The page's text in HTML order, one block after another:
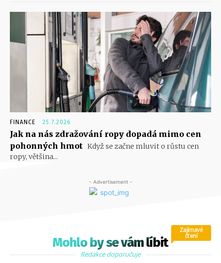
FINANCE 25.7.2026
Jak na nás zdražování ropy dopadá mimo cen
pohonných hmot Když se začne mluvit o růstu cen
ropy, většina...
- Advertisement -
Mohlo by se vám líbit
Zajímavé
čtení
Redakce doporučuje